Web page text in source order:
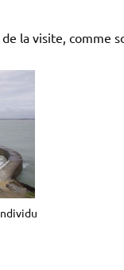
de la visite, comme